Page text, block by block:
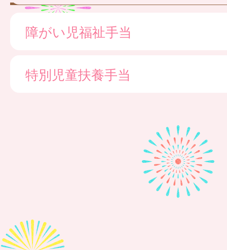
障がい児福祉手当
特別児童扶養手当